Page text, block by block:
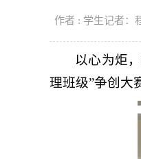
作者 : 学生记者：
以心为炬
理班级”争创大